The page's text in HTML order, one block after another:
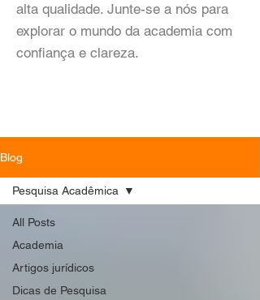
alta qualidade. Junte-se a nós para
explorar o mundo da academia com
confiança e clareza.
Blog
All Posts
Academia
Artigos jurídicos
Dicas de Pesquisa
Pesquisa Acadêmica